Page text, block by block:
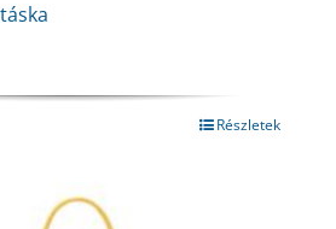
Ft.
Részletek